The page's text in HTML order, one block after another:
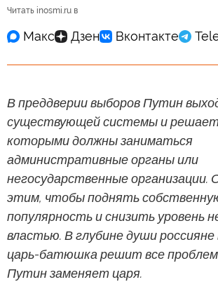
Читать inosmi.ru в
В преддверии выборов Путин
существующей системы и
которыми должны заниматься
административные органы или
негосударственные организации.
этим, чтобы поднять
популярность и снизить уровень
властью. В глубине души
царь-батюшка решит все
Путин заменяет царя.